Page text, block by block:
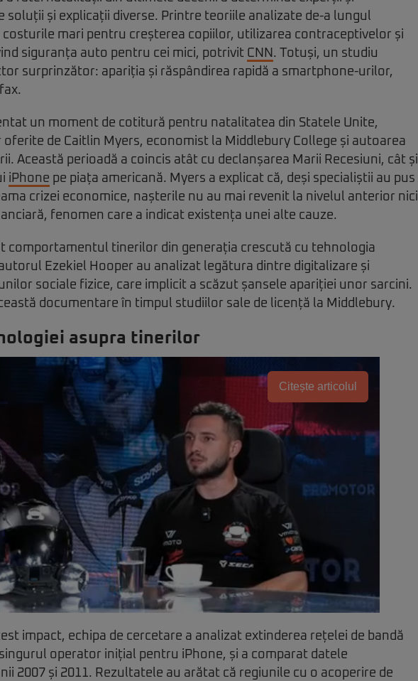
soluții și explicații diverse. Printre teoriile analizate de-a lungul
mari pentru creșterea copiilor, utilizarea contraceptivelor și
siguranța auto pentru cei mici, potrivit CNN . Totuși, un studiu
surprinzător: apariția și răspândirea rapidă a smartphone-urilor,
un moment de cotitură pentru natalitatea din Statele Unite,
de Caitlin Myers, economist la Middlebury College și autoarea
Această perioadă a coincis atât cu declanșarea Marii Recesiuni, cât și
iPhone pe piața americană. Myers a explicat că, deși specialiștii au pus
crizei economice, nașterile nu au mai revenit la nivelul anterior nici
fenomen care a indicat existența unei alte cauze.
comportamentul tinerilor din generația crescută cu tehnologia
Ezekiel Hooper au analizat legătura dintre digitalizare și
sociale fizice, care implicit a scăzut șansele apariției unor sarcini.
documentare în timpul studiilor sale de licență la Middlebury.
asupra tinerilor
Citește articolul
impact, echipa de cercetare a analizat extinderea rețelei de bandă
operator inițial pentru iPhone, și a comparat datele
2007 și 2011. Rezultatele au arătat că regiunile cu o acoperire de